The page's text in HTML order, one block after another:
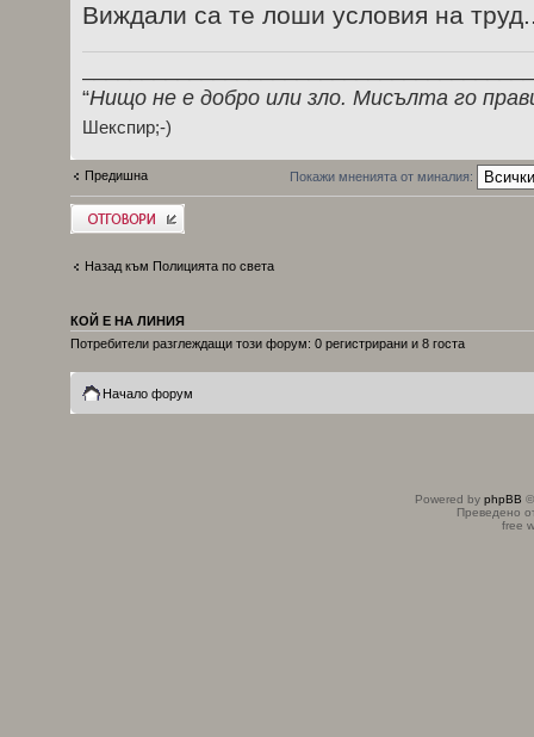
Виждали са те лоши условия на
“Нищо не е добро или зло. Мисълта го
Шекспир;-)
Предишна Покажи мненията от миналия:
Добави отговор
Назад към Полицията по света
КОЙ Е НА ЛИНИЯ
Потребители разглеждащи този форум: 0 регистрирани и 8 госта
Начало форум
Powered by phpBB
Преведено
free